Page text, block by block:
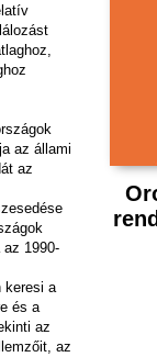
az állami
az
1990-
keresi a
és a
az
az